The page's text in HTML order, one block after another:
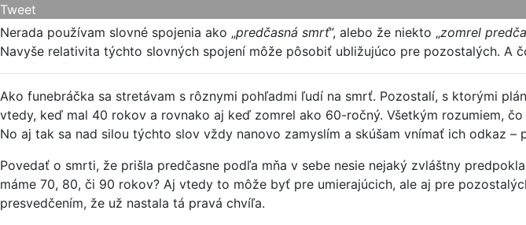
Tweet
Nerada používam slovné spojenia ako „predčasná smrť”, alebo že niekto „zomrel
Navyše relativita týchto slovných spojení môže pôsobiť ubližujúco pre pozostalých. A
Ako funebráčka sa stretávam s rôznymi pohľadmi ľudí na smrť. Pozostalí, s ktorými
vtedy, keď mal 40 rokov a rovnako aj keď zomrel ako 60-ročný. Všetkým rozumiem,
No aj tak sa nad silou týchto slov vždy nanovo zamyslím a skúšam vnímať ich odkaz –
Povedať o smrti, že prišla predčasne podľa mňa v sebe nesie nejaký zvláštny
máme 70, 80, či 90 rokov? Aj vtedy to môže byť pre umierajúcich, ale aj pre
presvedčením, že už nastala tá pravá chvíľa.